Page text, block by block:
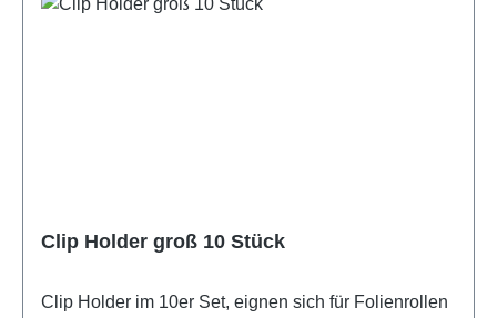
Clip Holder groß 10 Stück
Clip Holder im 10er Set, eignen sich für Folienrollen